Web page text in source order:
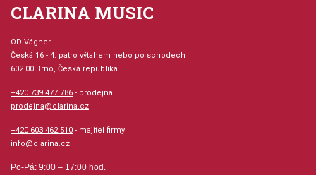
Série: Jazz Piano Studies, Český skladatel
Jazyk: česky
ragtime + swing
Velikost (rozměr): 21 x 30 cm
Počet skladeb: 20
CLARINA MUSIC
OD Vágner
Česká 16 - 4. patro výtahem nebo po schodech
602 00 Brno, Česká republika
+420 739 477 786 - prodejna
prodejna@clarina.cz
+420 603 462 510 - majitel firmy
info@clarina.cz
Po-Pá: 9:00 – 17:00 hod.